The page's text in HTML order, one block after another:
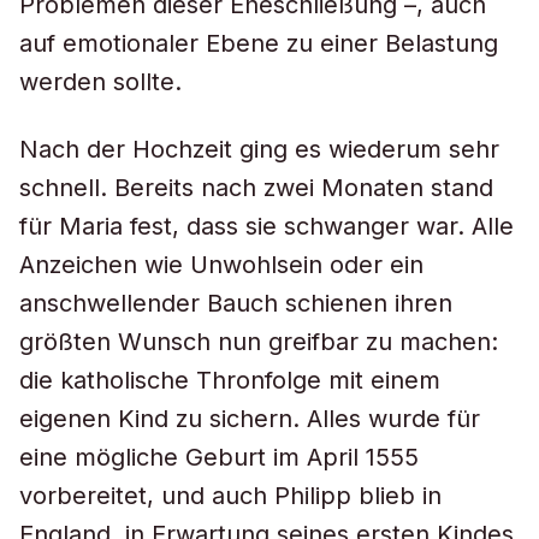
auf emotionaler Ebene zu einer Belastung
werden sollte.
Nach der Hochzeit ging es wiederum sehr
schnell. Bereits nach zwei Monaten stand
für Maria fest, dass sie schwanger war. Alle
Anzeichen wie Unwohlsein oder ein
anschwellender Bauch schienen ihren
größten Wunsch nun greifbar zu machen:
die katholische Thronfolge mit einem
eigenen Kind zu sichern. Alles wurde für
eine mögliche Geburt im April 1555
vorbereitet, und auch Philipp blieb in